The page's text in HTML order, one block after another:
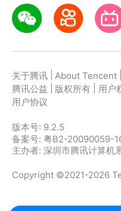
点点时光还很年轻，需
们的支持！
关于腾讯 About Tencent
腾讯公益
版权所有 用户
用户协议
版本号: 9.2.5
备案号: 粤B2-20090059-
主办者: 深圳市腾讯计算机
Copyright ©2021-2026